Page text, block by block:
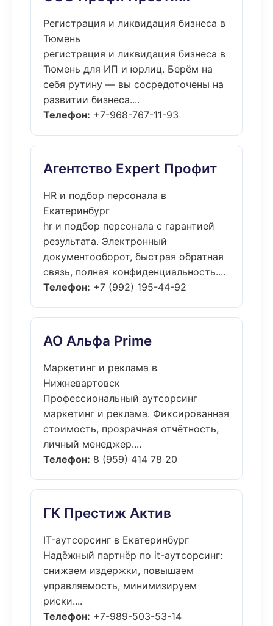
Регистрация и ликвидация бизнеса в
Тюмень
регистрация и ликвидация бизнеса в
Тюмень для ИП и юрлиц. Берём на
себя рутину — вы сосредоточены на
развитии бизнеса....
Телефон: +7-968-767-11-93
Агентство Expert Профит
HR и подбор персонала в
Екатеринбург
hr и подбор персонала с гарантией
результата. Электронный
документооборот, быстрая обратная
связь, полная конфиденциальность....
Телефон: +7 (992) 195-44-92
АО Альфа Prime
Маркетинг и реклама в
Нижневартовск
Профессиональный аутсорсинг
маркетинг и реклама. Фиксированная
стоимость, прозрачная отчётность,
личный менеджер....
Телефон: 8 (959) 414 78 20
ГК Престиж Актив
IT-аутсорсинг в Екатеринбург
Надёжный партнёр по it-аутсорсинг:
снижаем издержки, повышаем
управляемость, минимизируем
риски....
Телефон: +7-989-503-53-14